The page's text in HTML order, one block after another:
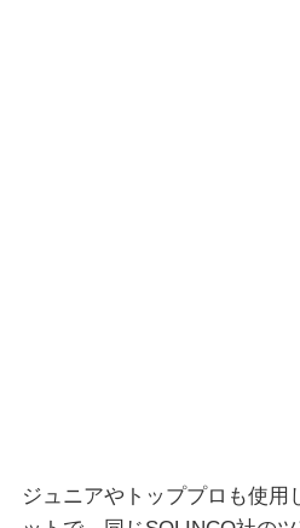
ジュニアやトッププロも使用